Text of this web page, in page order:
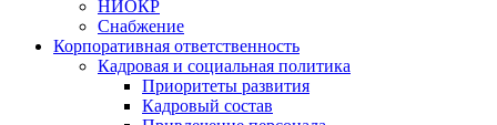
НИОКР
Снабжение
Корпоративная ответственность
Кадровая и социальная политика
Приоритеты развития
Кадровый состав